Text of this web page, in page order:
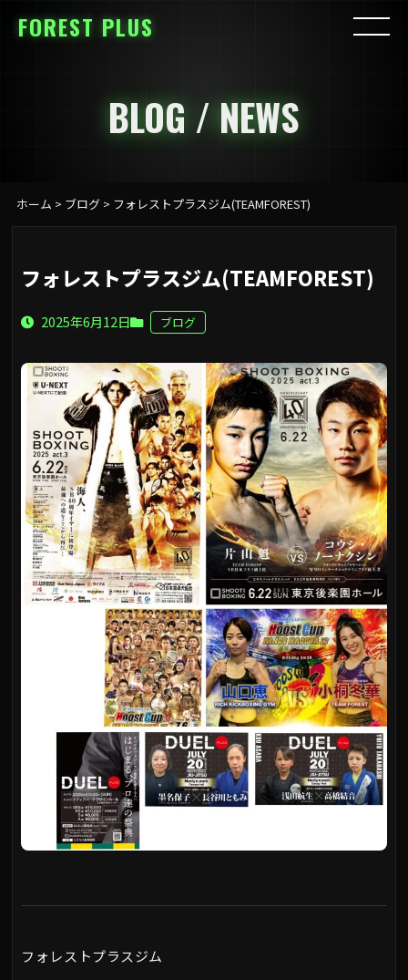
FOREST PLUS
BLOG / NEWS
ホーム > ブログ> フォレストプラスジム(TEAMFOREST)
フォレストプラスジム(TEAMFOREST)
2025年6月12日 ブログ
フォレストプラスジム